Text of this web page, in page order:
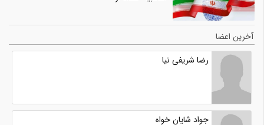
آخرین اعضا
رضا شریفی نیا
جواد شایان خواه